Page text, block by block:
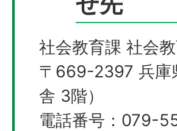
社会教育課 社会
〒669-2397 兵庫
舎 3階）
電話番号：079-